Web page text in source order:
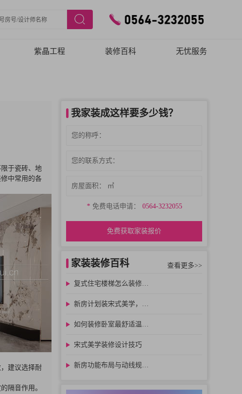
紫晶工程
品质保障
装修百科 无忧服务
于瓷砖、地
中常用的各
建议选择耐
隔音作用。
我家装成这样要多少钱？
* 免费电话申请： 0564-3232055
免费获取家装报价
家装装修百科 查看更多>>
复式住宅楼梯怎么装修…
新房计划装宋式美学，…
如何装修卧室最舒适温…
宋式美学装修设计技巧
新房功能布局与动线规…